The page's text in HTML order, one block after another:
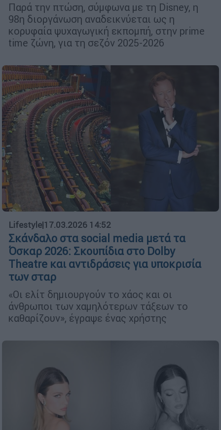
Παρά την πτώση, σύμφωνα με τη Disney, η
98η διοργάνωση αναδεικνύεται ως η
κορυφαία ψυχαγωγική εκπομπή, στην prime
time ζώνη, για τη σεζόν 2025-2026
Lifestyle|17.03.2026 14:52
Σκάνδαλο στα social media μετά τα
Όσκαρ 2026: Σκουπίδια στο Dolby
Theatre και αντιδράσεις για υποκρισία
των σταρ
«Οι ελίτ δημιουργούν το χάος και οι
άνθρωποι των χαμηλότερων τάξεων το
καθαρίζουν», έγραψε ένας χρήστης